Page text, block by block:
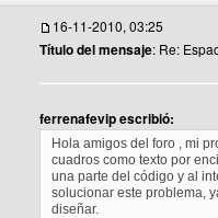
del usuario
16-11-2010, 03:25
Título del mensaje: Re:
ferrenafevip escribió:
Hola amigos del foro , mi
cuadros como texto por
una parte del código y al
solucionar este problema,
diseñar.